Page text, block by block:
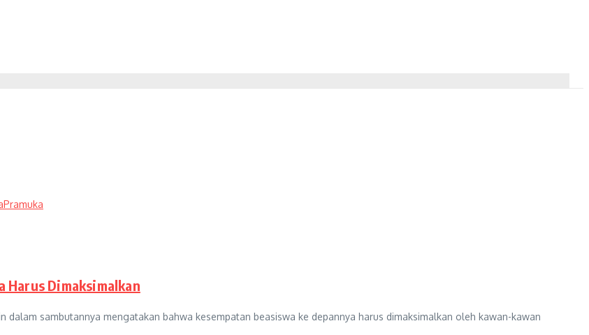
Pramuka
Harus Dimaksimalkan
dalam sambutannya mengatakan bahwa kesempatan beasiswa ke depannya harus dimaksimalkan oleh kawan-kawan